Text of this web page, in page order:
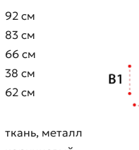
92 см
83 см
66 см
38 см
62 см
ткань, металл